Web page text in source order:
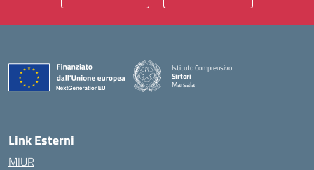
Istituto Comprensivo
Sirtori
Marsala
Link Esterni
MIUR